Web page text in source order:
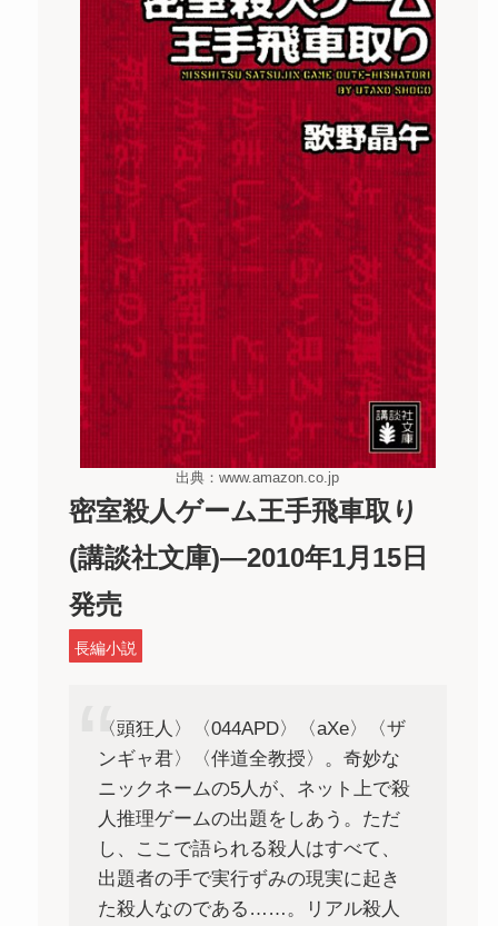
出典：www.amazon.co.jp
密室殺人ゲーム王手飛車取り
(講談社文庫)―2010年1月15日
発売
長編小説
〈頭狂人〉〈044APD〉〈aXe〉〈ザ
ンギャ君〉〈伴道全教授〉。奇妙な
ニックネームの5人が、ネット上で殺
人推理ゲームの出題をしあう。ただ
し、ここで語られる殺人はすべて、
出題者の手で実行ずみの現実に起き
た殺人なのである……。リアル殺人